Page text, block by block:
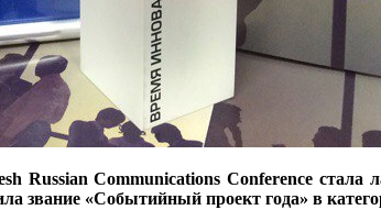
Russian Communications Conference стала
звание «Событийный проект года» в